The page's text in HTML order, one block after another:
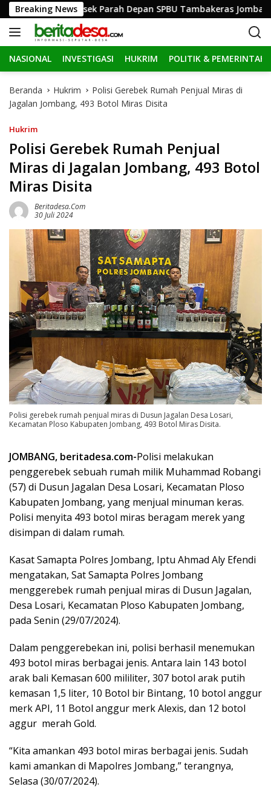
a
g
u
Breaking News
Ringsek Parah Depan SPBU Tambakeras Jombang
NASIONAL INVESTIGASI HUKRIM POLITIK & PEMERINTAH
Beranda Hukrim
Polisi Gerebek Rumah Penjual Miras di
Jagalan Jombang, 493 Botol Miras Disita
Hukrim
Polisi Gerebek Rumah Penjual
Miras di Jagalan Jombang, 493 Botol
Miras Disita
Beritadesa.com
30 Juli 2024
Polisi gerebek rumah penjual miras di Dusun Jagalan Desa Losari,
Kecamatan Ploso Kabupaten Jombang, 493 Botol Miras Disita.
JOMBANG, beritadesa.com-Polisi melakukan
penggerebek sebuah rumah milik Muhammad Robangi
(57) di Dusun Jagalan Desa Losari, Kecamatan Ploso
Kabupaten Jombang, yang menjual minuman keras.
Polisi menyita 493 botol miras beragam merek yang
disimpan di dalam rumah.
Kasat Samapta Polres Jombang, Iptu Ahmad Aly Efendi
mengatakan, Sat Samapta Polres Jombang
menggerebek rumah penjual miras di Dusun Jagalan,
Desa Losari, Kecamatan Ploso Kabupaten Jombang,
pada Senin (29/07/2024).
Dalam penggerebekan ini, polisi berhasil menemukan
493 botol miras berbagai jenis. Antara lain 143 botol
arak bali Kemasan 600 mililiter, 307 botol arak putih
kemasan 1,5 liter, 10 Botol bir Bintang, 10 botol anggur
merk API, 11 Botol anggur merk Alexis, dan 12 botol
aggur merah Gold.
“Kita amankan 493 botol miras berbagai jenis. Sudah
kami amankan di Mapolres Jombang,” terangnya,
Selasa (30/07/2024).